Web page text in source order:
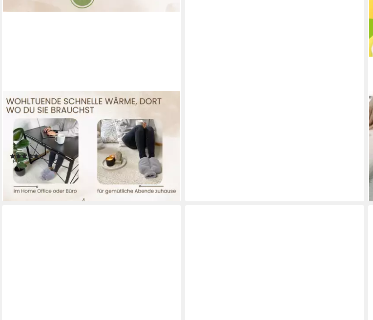
BELUND.
Wärmflasche Premium Fußwärmer mit kuscheligem
extra dickem Plüsch-Bezug, 2 in 1, 2 in 1-
Wärmflasche und Fußwärmer, Bezug waschbar auf
30 Grad
(1)
32,90 €
lieferbar - in 2-3 Werktagen bei dir